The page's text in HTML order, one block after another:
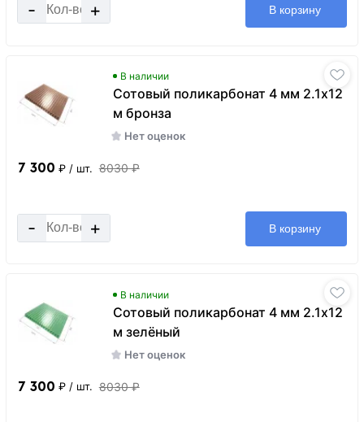
- + В корзину
В наличии
Сотовый поликарбонат 4 мм 2.1х12
м бронза
Нет оценок
7 300 ₽ / шт. 8030 ₽
- + В корзину
В наличии
Сотовый поликарбонат 4 мм 2.1х12
м зелёный
Нет оценок
7 300 ₽ / шт. 8030 ₽